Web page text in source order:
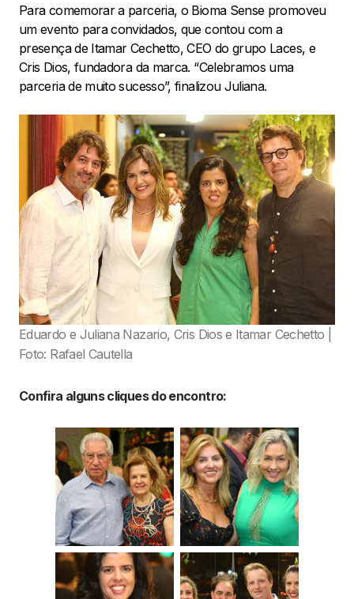
Para comemorar a parceria, o Bioma Sense promoveu
um evento para convidados, que contou com a
presença de Itamar Cechetto, CEO do grupo Laces, e
Cris Dios, fundadora da marca. “Celebramos uma
parceria de muito sucesso”, finalizou Juliana.
Eduardo e Juliana Nazario, Cris Dios e Itamar Cechetto |
Foto: Rafael Cautella
Confira alguns cliques do encontro: